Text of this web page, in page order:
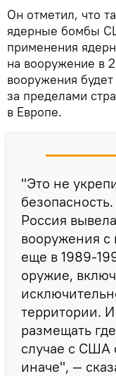
Он отметил, что
ядерные бомбы
применения
на вооружение в
вооружения
за пределами
в Европе.
"Это не
Россия
вооружения с
еще в 1989-
оружие,
территории.
размещать
случае с США
иначе", —